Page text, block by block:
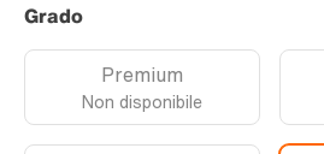
Grado
Premium
Non disponibile